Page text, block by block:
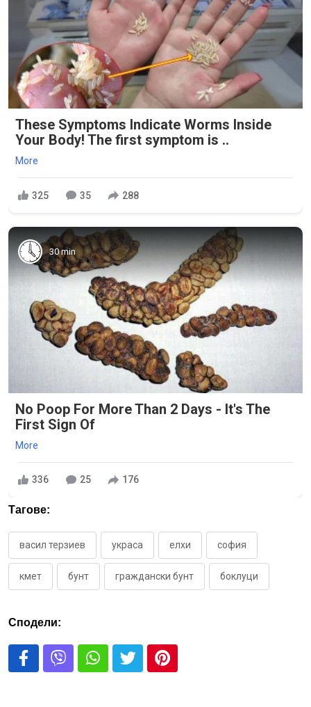
These Symptoms Indicate Worms Inside
Your Body! The first symptom is ..
More
325 35 288
30 min
No Poop For More Than 2 Days - It's The
First Sign Of
More
336 25 176
Тагове:
васил терзиев украса елхи софия
кмет бунт граждански бунт боклуци
Сподели: